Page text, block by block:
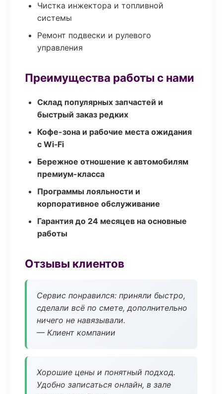
Чистка инжектора и топливной
системы
Ремонт подвески и рулевого
управления
Преимущества работы с нами
Склад популярных запчастей и
быстрый заказ редких
Кофе-зона и рабочие места ожидания
с Wi‑Fi
Бережное отношение к автомобилям
премиум-класса
Программы лояльности и
корпоративное обслуживание
Гарантия до 24 месяцев на основные
работы
Отзывы клиентов
Сервис понравился: приняли быстро,
сделали всё по смете, дополнительно
ничего не навязывали.
— Клиент компании
Хорошие цены и понятный подход.
Удобно записаться онлайн, в зале